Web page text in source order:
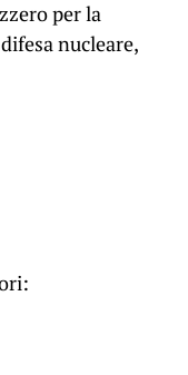
per la
nucleare,